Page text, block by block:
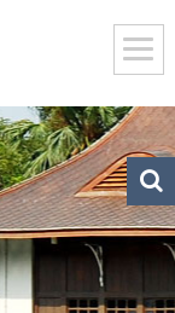
文
化
資
搜